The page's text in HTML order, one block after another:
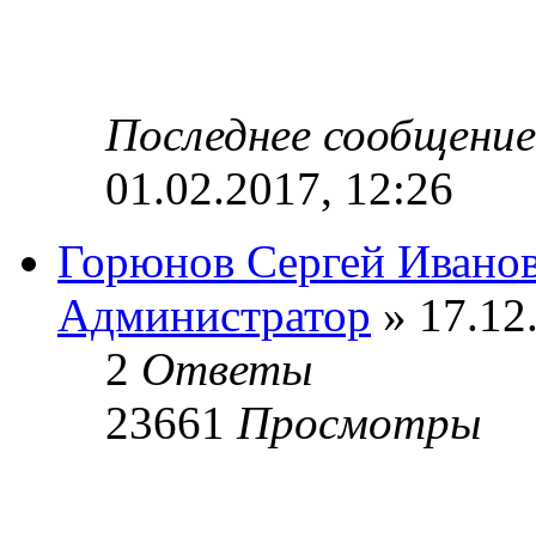
Последнее
01.02.2017, 12:26
Горюнов Сергей
Администратор »
2 Ответы
23661 Просмотры